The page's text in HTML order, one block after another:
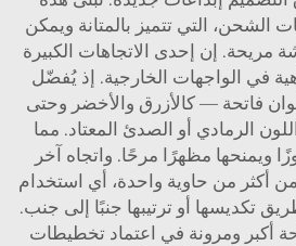
الشحن، التي تتميز بالمتانة ويمكن
مريحة. إن إحدى الاتجاهات الكبيرة
في الواجهات الخارجية. إذ يُفضّل
فاتحة — كالأزرق والأخضر وحتى
الرمادي أو الصدئ المعتاد. مما
ويمنحها مظهرًا مرحًا. واتجاه آخر
من أكثر من حاوية واحدة، أي استخدام
تكديسها أو ترتيبها جنبًا إلى جنب.
أكبر ومرونة في اعتماد تخطيطات